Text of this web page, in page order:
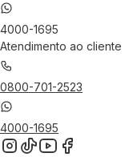
4000-1695
Atendimento ao cliente
0800-701-2523
4000-1695